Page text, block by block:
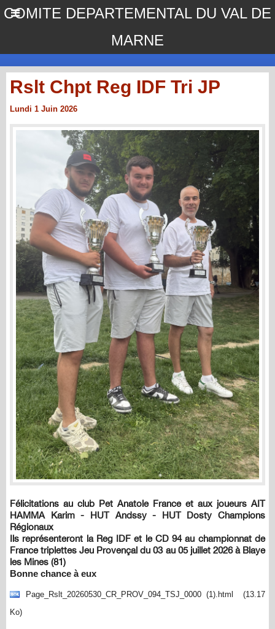
COMITE DEPARTEMENTAL DU VAL DE
MARNE
Rslt Chpt Reg IDF Tri JP
Lundi 1 Juin 2026
Félicitations au club Pet Anatole France et aux joueurs AIT
HAMMA Karim - HUT Andssy - HUT Dosty Champions
Régionaux
Ils représenteront la Reg IDF et le CD 94 au championnat de
France triplettes Jeu Provençal du 03 au 05 juillet 2026 à Blaye
les Mines (81)
Bonne chance à eux
Page_Rslt_20260530_CR_PROV_094_TSJ_0000 (1).html
(13.17
Ko)